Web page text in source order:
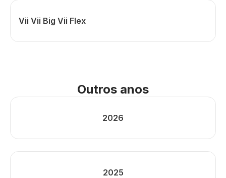
Vii Vii Big Vii Flex
Outros anos
2026
2025